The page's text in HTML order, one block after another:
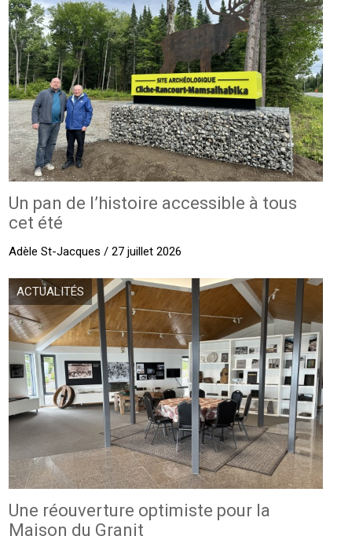
Un pan de l’histoire accessible à tous
cet été
Adèle St-Jacques / 27 juillet 2026
ACTUALITÉS
Une réouverture optimiste pour la
Maison du Granit